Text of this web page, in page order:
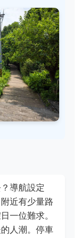
導航設定
近有少量路
一位難求。
人潮。停車